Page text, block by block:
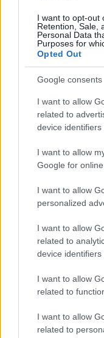
I want to opt-out
Retention, Sale,
Personal Data
Purposes for
Opted Out
Google consents
I want to allow
related to
device identifiers
I want to allow
Google for
I want to allow
personalized
I want to allow
related to
device identifiers
I want to allow
related to
I want to allow
related to
Reggeli
2018. július 25. 7:12
Így lett Lakatos
Szabó Henriett
ráadásul Márkon. A
nagy ikont idézett